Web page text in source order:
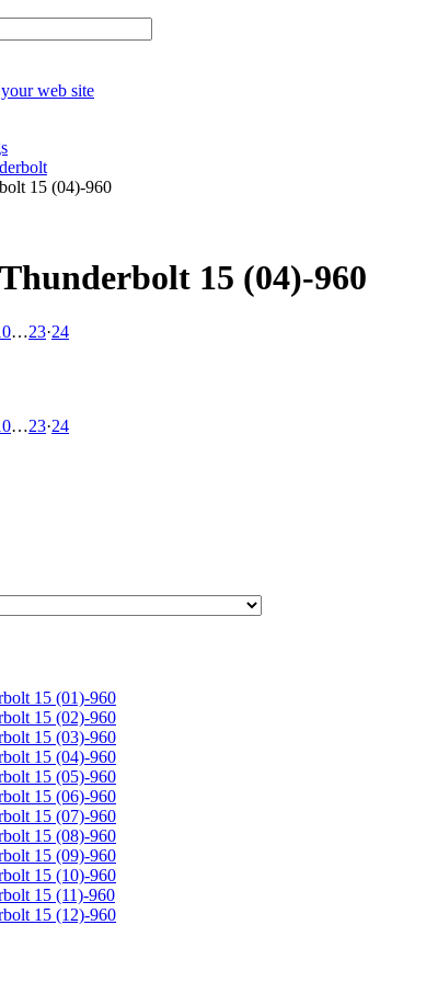
15 (04)-960
15 (04)-960
…23·24
…23·24